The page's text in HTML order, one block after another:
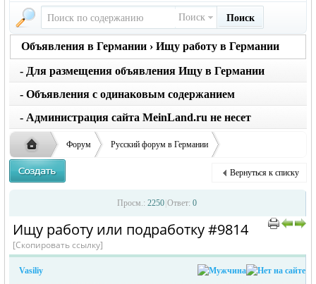
Поиск Поиск
Объявления в Германии › Ищу работу в Германии
вернуться на главную страницу объявлений
- Для размещения объявления Ищу в Германии
нажмите кнопку создать
- Объявления с одинаковым содержанием
размещаются не чаще 1 раза в месяц. Не применяйте
заглавные буквы вместо строчных, последует
удаление объявления
- Администрация сайта MeinLand.ru не несет
ответственности за содержание размещенных
объявлений
Форум Русский форум в Германии
Объявления в Германии
› ›
Вернуться к списку
Просм.: 2250 Ответ: 0
Ищу работу или подработку #9814
[Скопировать ссылку]
Vasiliy